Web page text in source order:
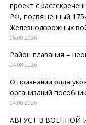
проект с
РФ, посвященный
Железнодорожных
06.08.2026
Район плавания –
04.08.2026
О признании ряда
организаций
04.08.2026
АВГУСТ В ВОЕННОЙ